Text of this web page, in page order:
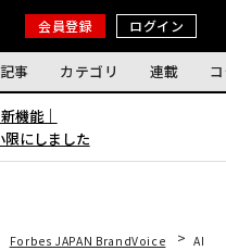
会員登録 ログイン
事 カテゴリ 連載
機能｜
にしました
Forbes JAPAN BrandVoice AI時